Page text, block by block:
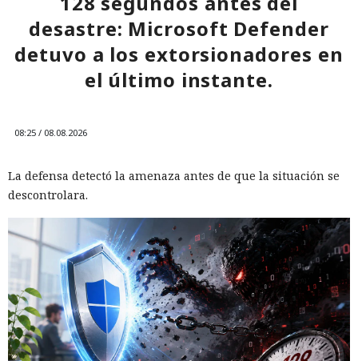
desastre: Microsoft Defender
detuvo a los extorsionadores en
el último instante.
08:25 / 08.08.2026
La defensa detectó la amenaza antes de que la situación se
descontrolara.